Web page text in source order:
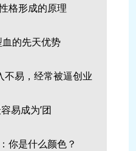
格形成的原理
的先天优势
不易，经常被逼创业
易成为’团
你是什么颜色？